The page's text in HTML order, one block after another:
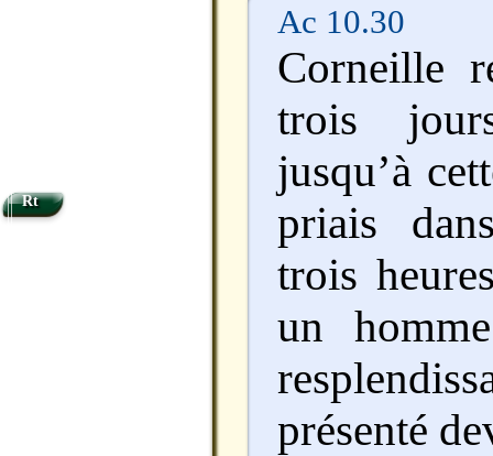
Ac 10.30
Corneille
trois
jusqu’à
priais
trois
un
présenté
Rt